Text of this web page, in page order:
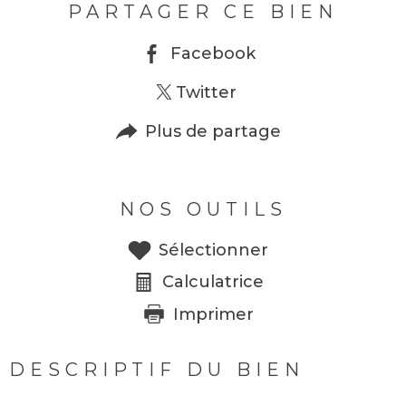
PARTAGER CE BIEN
Facebook
Twitter
Plus de partage
NOS OUTILS
Sélectionner
Calculatrice
Imprimer
DESCRIPTIF DU BIEN